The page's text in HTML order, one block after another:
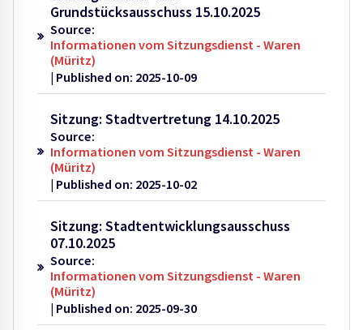
Grundstücksausschuss 15.10.2025
Source:
Informationen vom Sitzungsdienst - Waren
(Müritz)
Published on: 2025-10-09
Sitzung: Stadtvertretung 14.10.2025
Source:
Informationen vom Sitzungsdienst - Waren
(Müritz)
Published on: 2025-10-02
Sitzung: Stadtentwicklungsausschuss
07.10.2025
Source:
Informationen vom Sitzungsdienst - Waren
(Müritz)
Published on: 2025-09-30